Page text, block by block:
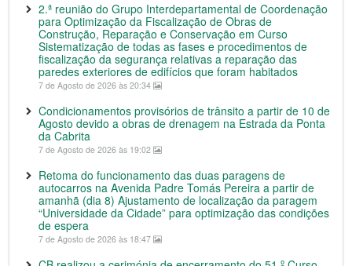
2.ª reunião do Grupo Interdepartamental de Coordenação
para Optimização da Fiscalização de Obras de
Construção, Reparação e Conservação em Curso
Sistematização de todas as fases e procedimentos de
fiscalização da segurança relativas a reparação das
paredes exteriores de edifícios que foram habitados
7 de Agosto de 2026 às 20:34
Condicionamentos provisórios de trânsito a partir de 10 de
Agosto devido a obras de drenagem na Estrada da Ponta
da Cabrita
7 de Agosto de 2026 às 19:02
Retoma do funcionamento das duas paragens de
autocarros na Avenida Padre Tomás Pereira a partir de
amanhã (dia 8) Ajustamento de localização da paragem
“Universidade da Cidade” para optimização das condições
de espera
7 de Agosto de 2026 às 18:47